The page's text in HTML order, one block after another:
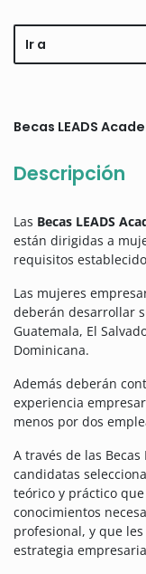
Ir a
Becas LEADS
Descripción
Las Becas LEADS
están dirigidas a
requisitos
Las mujeres
deberán desarrollar
Guatemala, El
Dominicana.
Además deberán
experiencia
menos por dos
A través de las Becas
candidatas
teórico y práctico
conocimientos
profesional, y que
estrategia